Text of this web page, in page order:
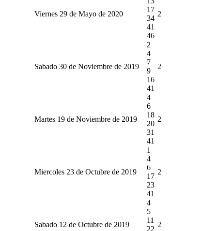
Viernes 29 de Mayo de 2020
17
34
41
46
2
Sabado 30 de Noviembre de 2019
2
4
7
9
16
41
2
Martes 19 de Noviembre de 2019
4
6
18
20
31
41
2
Miercoles 23 de Octubre de 2019
1
4
6
17
23
41
2
Sabado 12 de Octubre de 2019
4
5
11
22
2